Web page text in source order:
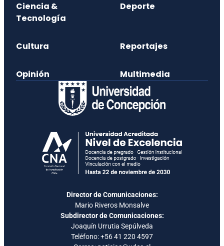
Ciencia &
Tecnología
Deporte
Cultura Reportajes
Opinión Multimedia
Director de Comunicaciones:
Mario Riveros Monsalve
Subdirector de Comunicaciones:
Joaquín Urrutia Sepúlveda
Teléfono:+56 41 220 4597